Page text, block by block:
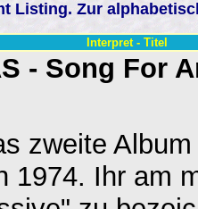
Listing. Zur
Interpret - Titel
- Song For
zweite
1974. Ihr am